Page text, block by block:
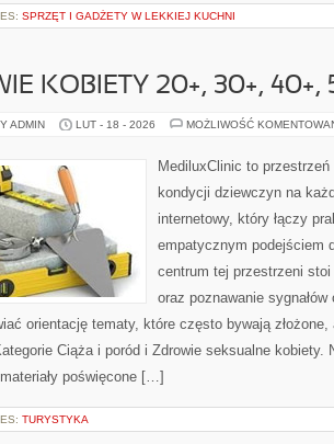
SPRZĘT I GADŻETY W LEKKIEJ KUCHNI
KOBIETY 20+, 30+, 40+,
ADMIN LUT - 18 - 2026 MOŻLIWOŚĆ
MediluxClinic to
kondycji dziewczyn na
internetowy, który łączy
empatycznym podejściem
centrum tej przestrzeni
oraz poznawanie
orientację tematy, które często bywają
Ciąża i poród i Zdrowie seksualne kobiety.
poświęcone […]
TURYSTYKA